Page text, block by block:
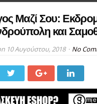
Μαζί Σου:
και
10 Αυγούστου, 2018 No